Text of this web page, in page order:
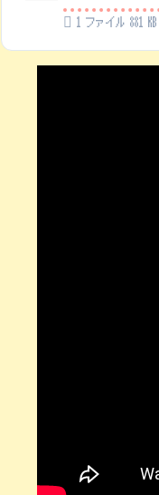
1 ファイル 881 KB